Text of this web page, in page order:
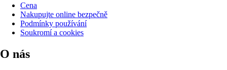
Cena
Nakupujte online bezpečně
Podmínky používání
Soukromí a cookies
O nás